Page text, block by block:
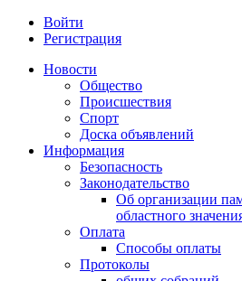
Войти
Регистрация
Новости
Общество
Происшествия
Спорт
Доска объявлений
Информация
Безопасность
Законодательство
Об организации
областного
Оплата
Способы оплаты
Протоколы